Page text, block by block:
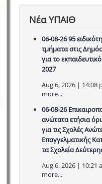
Νέα ΥΠΑΙΘ
06-08-26 95
τμήματα στις
για το
2027
Aug 6, 2026 | 14:08
more...
06-08-26
ανώτατα ετήσια
για τις Σχολές
Επαγγελματικής
τα Σχολεία
Aug 6, 2026 | 10:21
more...